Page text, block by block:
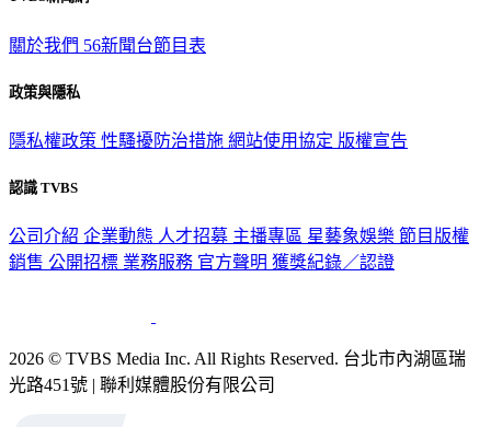
關於我們 56新聞台節目表
政策與隱私
隱私權政策 性騷擾防治措施 網站使用協定 版權宣告
認識 TVBS
公司介紹 企業動態 人才招募 主播專區 星藝象娛樂 節目版權
銷售 公開招標 業務服務 官方聲明 獲獎紀錄／認證
2026 © TVBS Media Inc. All Rights Reserved. 台北市內湖區瑞
光路451號 | 聯利媒體股份有限公司